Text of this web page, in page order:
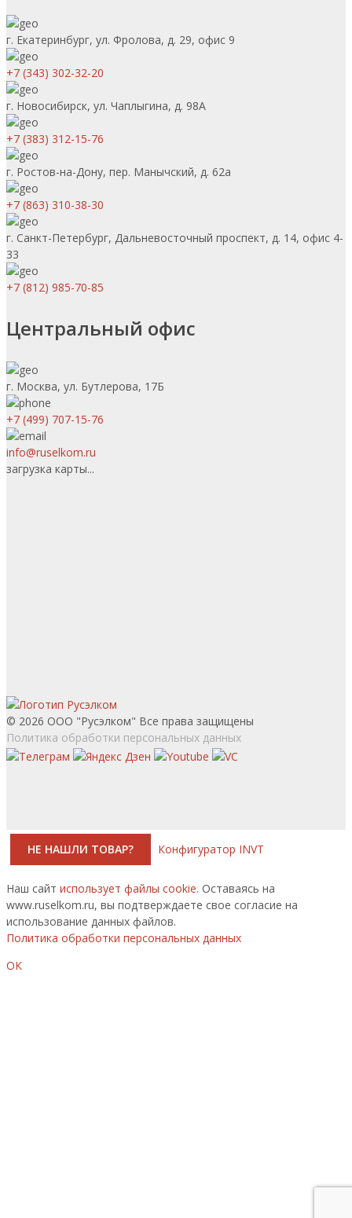
г. Екатеринбург, ул. Фролова, д. 29, офис 9
+7 (343) 302-32-20
г. Новосибирск, ул. Чаплыгина, д. 98А
+7 (383) 312-15-76
г. Ростов-на-Дону, пер. Манычский, д. 62а
+7 (863) 310-38-30
г. Санкт-Петербург, Дальневосточный проспект, д. 14, офис 4-
33
+7 (812) 985-70-85
Центральный офис
г. Москва, ул. Бутлерова, 17Б
+7 (499) 707-15-76
info@ruselkom.ru
загрузка карты...
© 2026 ООО "Русэлком" Все права защищены
Политика обработки персональных данных
НЕ НАШЛИ ТОВАР? Конфигуратор INVT
Наш сайт использует файлы cookie. Оставаясь на
www.ruselkom.ru, вы подтверждаете свое согласие на
использование данных файлов.
Политика обработки персональных данных
ОК